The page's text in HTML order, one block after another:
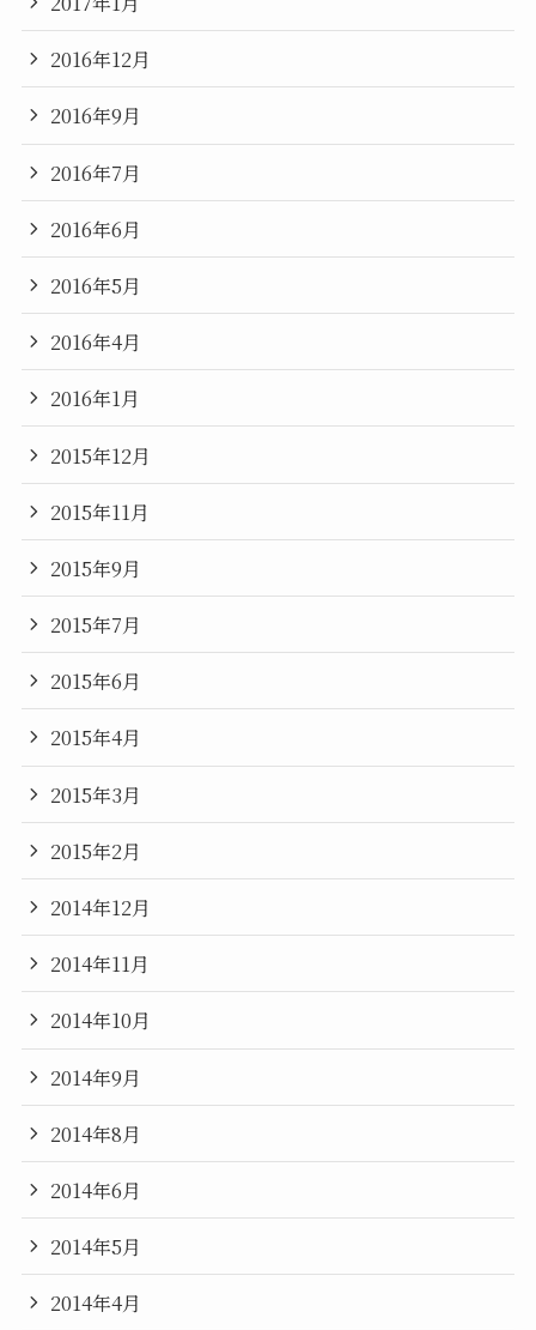
2016年12月
2016年9月
2016年7月
2016年6月
2016年5月
2016年4月
2016年1月
2015年12月
2015年11月
2015年9月
2015年7月
2015年6月
2015年4月
2015年3月
2015年2月
2014年12月
2014年11月
2014年10月
2014年9月
2014年8月
2014年6月
2014年5月
2014年4月